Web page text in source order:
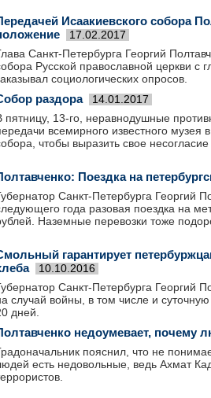
Исаакиевского собора
17.02.2017
Санкт-Петербурга Георгий
Русской православной церкви
социологических опросов.
раздора 14.01.2017
пятницу, 13-го, неравнодушные
всемирного известного музея
чтобы выразить свое
Поездка на
Санкт-Петербурга Георгий
года разовая поездка на
Наземные перевозки тоже
гарантирует
10.10.2016
Санкт-Петербурга Георгий
случай войны, в том числе и
дней.
недоумевает,
пояснил, что не
есть недовольные, ведь Ахмат